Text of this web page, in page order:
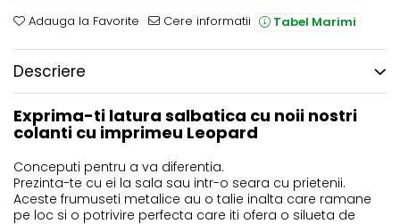
Adauga la Favorite Cere informatii Tabel Marimi
Descriere
Exprima-ti latura salbatica cu noii nostri
colanti cu imprimeu Leopard
Conceputi pentru a va diferentia.
Prezinta-te cu ei la sala sau intr-o seara cu prietenii.
Aceste frumuseti metalice au o talie inalta care ramane
pe loc si o potrivire perfecta care iti ofera o silueta de